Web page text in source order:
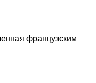
французским